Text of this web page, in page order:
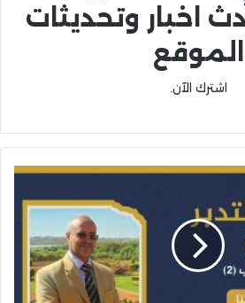
اخبار وتحديثات
الموقع
اشترك الآن.